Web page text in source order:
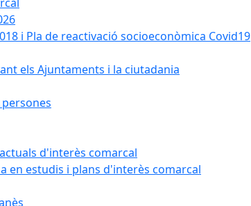
i Pla de reactivació socioeconòmica Covid19
els Ajuntaments i la ciutadania
d'interès comarcal
en estudis i plans d'interès comarcal